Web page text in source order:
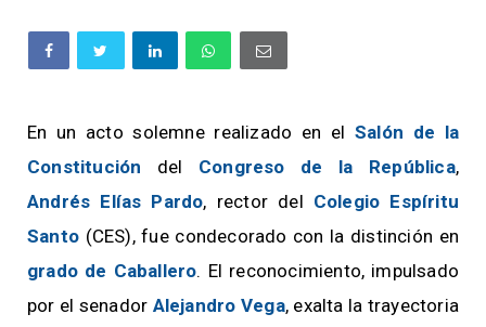
En un acto solemne realizado en el Salón de la
Constitución del Congreso de la República,
Andrés Elías Pardo, rector del Colegio Espíritu
Santo (CES), fue condecorado con la distinción en
grado de Caballero. El reconocimiento, impulsado
por el senador Alejandro Vega, exalta la trayectoria